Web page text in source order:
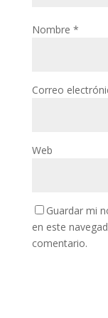
Nombre *
Correo
Web
Guardar mi
en este
comentario.